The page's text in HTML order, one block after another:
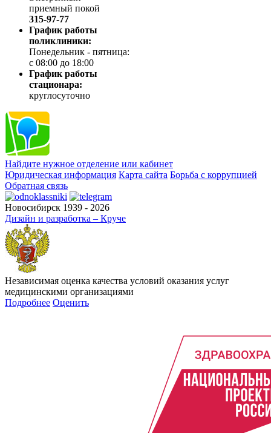
приемный покой
315-97-77
График работы
поликлиники:
Понедельник - пятница:
с 08:00 до 18:00
График работы
стационара:
круглосуточно
Найдите нужное отделение или кабинет
Юридическая информация Карта сайта Борьба с коррупцией
Обратная связь
Новосибирск 1939 - 2026
Дизайн и разработка – Круче
Независимая оценка качества условий оказания услуг
медицинскими организациями
Подробнее Оценить